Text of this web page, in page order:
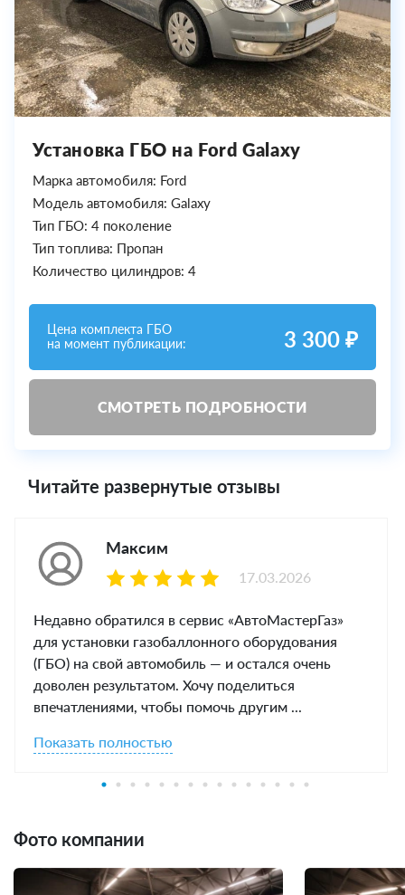
Установка ГБО на Ford Galaxy
Марка автомобиля: Ford
Модель автомобиля: Galaxy
Тип ГБО: 4 поколение
Тип топлива: Пропан
Количество цилиндров: 4
Цена комплекта ГБО
на момент публикации:
3 300 ₽
СМОТРЕТЬ ПОДРОБНОСТИ
Читайте развернутые отзывы
Максим
Недавно обратился в сервис «АвтоМастерГаз»
для установки газобаллонного оборудования
(ГБО) на свой автомобиль — и остался очень
доволен результатом. Хочу поделиться
впечатлениями, чтобы помочь другим ...
Показать полностью
17.03.2026
Фото компании